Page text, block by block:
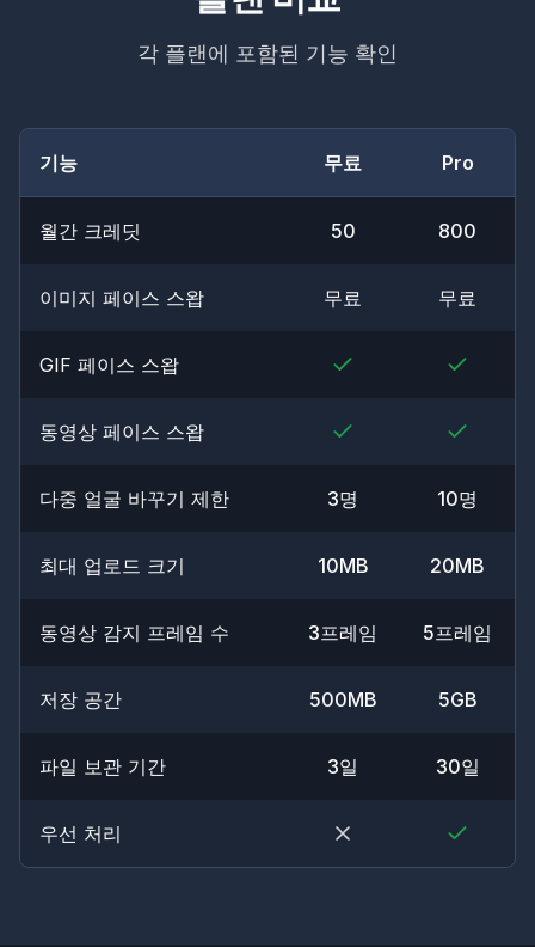
각 플랜에 포함된 기능 확인
기능 무료 Pro
월간 크레딧 50 800
이미지 페이스 스왑 무료 무료
GIF 페이스 스왑
동영상 페이스 스왑
다중 얼굴 바꾸기 제한 3명 10명
최대 업로드 크기 10MB 20MB
동영상 감지 프레임 수 3프레임 5프레임
저장 공간 500MB 5GB
파일 보관 기간 3일 30일
우선 처리